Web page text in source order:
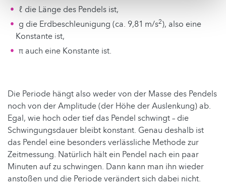
ℓ die Länge des Pendels ist,
g die Erdbeschleunigung (ca. 9,81 m/s2), also eine
Konstante ist,
π auch eine Konstante ist.
Die Periode hängt also weder von der Masse des Pendels
noch von der Amplitude (der Höhe der Auslenkung) ab.
Egal, wie hoch oder tief das Pendel schwingt – die
Schwingungsdauer bleibt konstant. Genau deshalb ist
das Pendel eine besonders verlässliche Methode zur
Zeitmessung. Natürlich hält ein Pendel nach ein paar
Minuten auf zu schwingen. Dann kann man ihn wieder
anstoßen und die Periode verändert sich dabei nicht.